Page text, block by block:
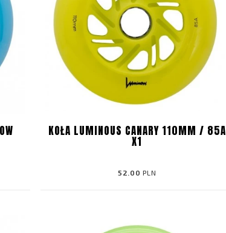
KOŁA LUMINOUS CANARY 110MM / 85A
X1
52.00 PLN